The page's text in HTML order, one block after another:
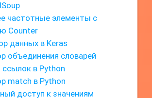
частотные элементы с
Counter
данных в Keras
объединения словарей
ссылок в Python
match в Python
доступ к значениям